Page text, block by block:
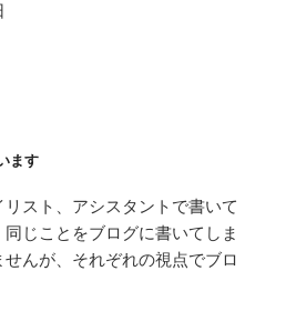
ます
スト、アシスタントで書いて
じことをブログに書いてしま
んが、それぞれの視点でブロ